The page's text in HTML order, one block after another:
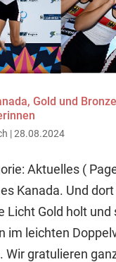
Gold und
|28.08.2024
Aktuelles (
Kanada. Und dort
Licht Gold holt und
im leichten
Wir gratulieren